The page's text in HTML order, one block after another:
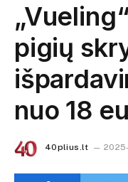
pigių
nuo 18
40plius.lt